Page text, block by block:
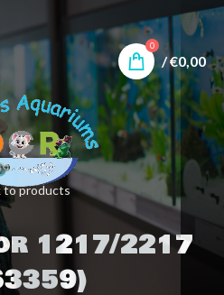
0
/€0,00
to products
1217/2217